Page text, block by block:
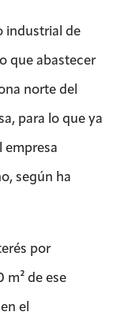
industrial de
que abastecer
norte del
para lo que ya
empresa
según ha
por
m² de ese
el